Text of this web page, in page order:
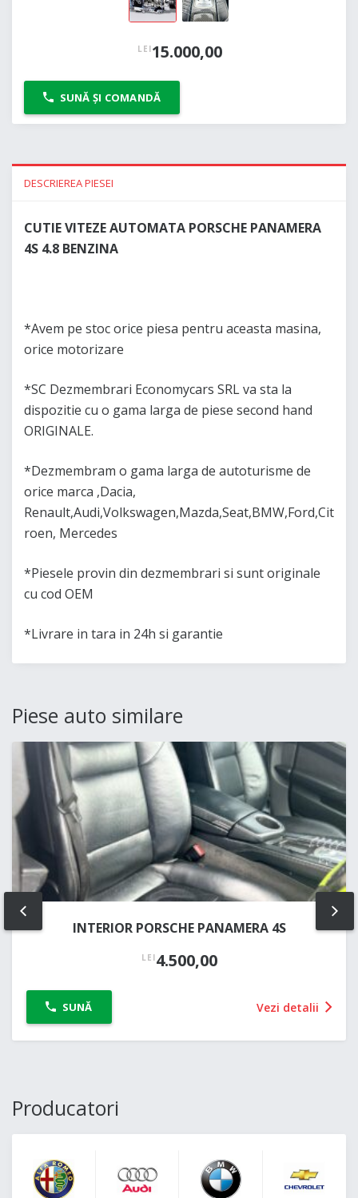
LEI15.000,00
SUNĂ ȘI COMANDĂ
DESCRIEREA PIESEI
CUTIE VITEZE AUTOMATA PORSCHE PANAMERA
4S 4.8 BENZINA
*Avem pe stoc orice piesa pentru aceasta masina,
orice motorizare
*SC Dezmembrari Economycars SRL va sta la
dispozitie cu o gama larga de piese second hand
ORIGINALE.
*Dezmembram o gama larga de autoturisme de
orice marca ,Dacia,
Renault,Audi,Volkswagen,Mazda,Seat,BMW,Ford,Cit
roen, Mercedes
*Piesele provin din dezmembrari si sunt originale
cu cod OEM
*Livrare in tara in 24h si garantie
Piese auto similare
INTERIOR PORSCHE PANAMERA 4S
LEI4.500,00
SUNĂ Vezi detalii
PREV
Producatori